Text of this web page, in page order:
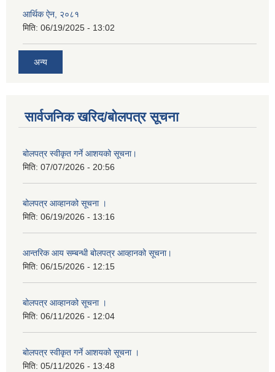
आर्थिक ऐन, २०८१
मिति: 06/19/2025 - 13:02
अन्य
सार्वजनिक खरिद/बोलपत्र सूचना
बोलपत्र स्वीकृत गर्ने आशयको सूचना।
मिति: 07/07/2026 - 20:56
बोलपत्र आव्हानको सूचना ।
मिति: 06/19/2026 - 13:16
आन्तरिक आय सम्बन्धी बोलपत्र आव्हानको सूचना।
मिति: 06/15/2026 - 12:15
बोलपत्र आव्हानको सूचना ।
मिति: 06/11/2026 - 12:04
बोलपत्र स्वीकृत गर्ने आशयको सूचना ।
मिति: 05/11/2026 - 13:48